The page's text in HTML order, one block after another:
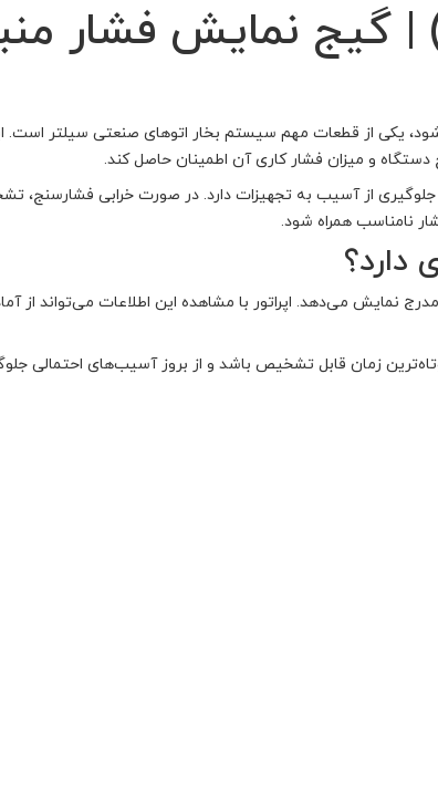
| گیج نمایش فشار
یکی از قطعات مهم سیستم بخار اتوهای صنعتی سیلتر است.
دستگاه و میزان فشار کاری آن اطمینان حاصل کند.
از آسیب به تجهیزات دارد. در صورت خرابی فشارسنج،
نامناسب همراه شود.
دارد؟
نمایش می‌دهد. اپراتور با مشاهده این اطلاعات می‌تواند از
زمان قابل تشخیص باشد و از بروز آسیب‌های احتمالی